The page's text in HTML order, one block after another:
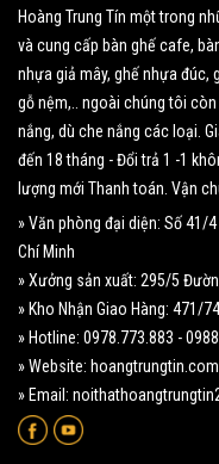
Hoàng Trung Tín một trong
và cung cấp bàn ghế cafe,
nhựa giả mây, ghế nhựa đúc,
gỗ nệm,.. ngoài chúng tôi
nắng, dù che nắng các loại.
đến 18 tháng - Đổi trả 1 -1
lượng mới Thanh toán. Vận
» Văn phòng đại diện: Số 41/
Chí Minh
» Xưởng sản xuất: 295/5
» Kho Nhận Giao Hàng: 471/
» Hotline: 0978.773.883 -
» Website: hoangtrungtin.com
» Email: